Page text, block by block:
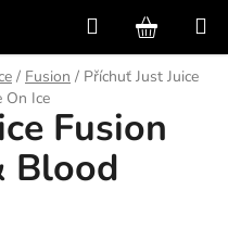
Hledat
KOŠÍK
/ Fusion / Příchuť Just Juice
On Ice
Fusion
Blood